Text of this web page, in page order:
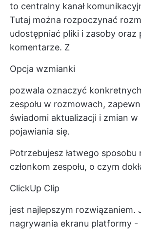
to centralny kanał
Tutaj można rozpoczynać
udostępniać pliki i zasoby oraz
komentarze. Z
Opcja wzmianki
pozwala oznaczyć
zespołu w rozmowach,
świadomi aktualizacji i zmian w
pojawiania się.
Potrzebujesz łatwego sposobu
członkom zespołu, o czym
ClickUp Clip
jest najlepszym rozwiązaniem.
nagrywania ekranu platformy -